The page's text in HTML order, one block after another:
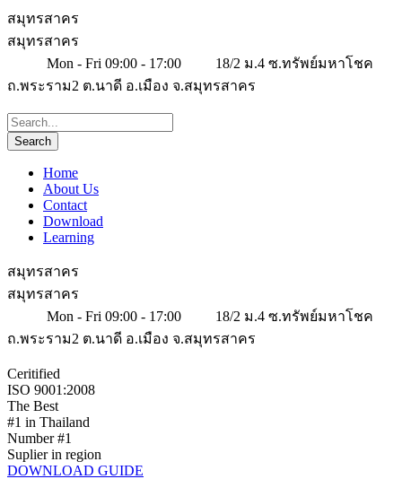
สมุทรสาคร
สมุทรสาคร
Mon - Fri 09:00 - 17:00
18/2 ม.4 ซ.ทรัพย์มหาโชค
ถ.พระราม2 ต.นาดี อ.เมือง จ.สมุทรสาคร
Home
About Us
Contact
Download
Learning
สมุทรสาคร
สมุทรสาคร
Mon - Fri 09:00 - 17:00
18/2 ม.4 ซ.ทรัพย์มหาโชค
ถ.พระราม2 ต.นาดี อ.เมือง จ.สมุทรสาคร
Ceritified
ISO 9001:2008
The Best
#1 in Thailand
Number #1
Suplier in region
DOWNLOAD GUIDE